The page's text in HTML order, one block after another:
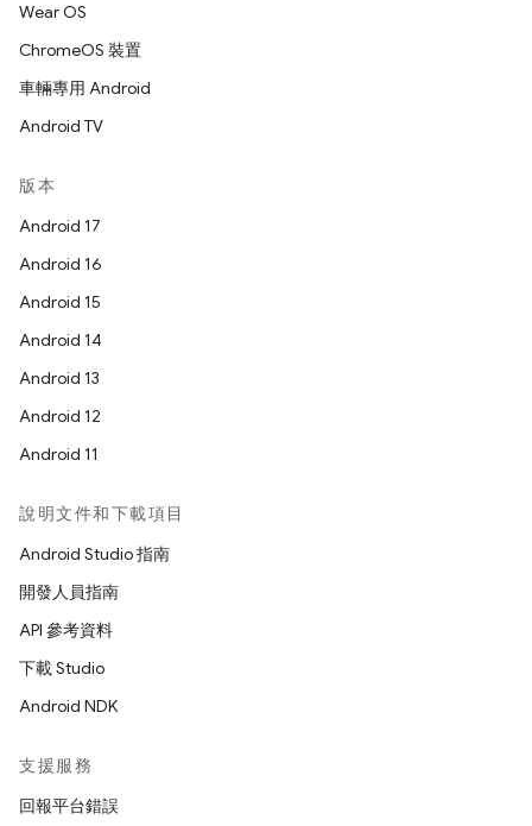
Wear OS
ChromeOS 裝置
車輛專用 Android
Android TV
版本
Android 17
Android 16
Android 15
Android 14
Android 13
Android 12
Android 11
說明文件和下載項目
Android Studio 指南
開發人員指南
API 參考資料
下載 Studio
Android NDK
支援服務
回報平台錯誤